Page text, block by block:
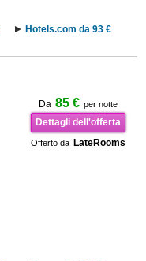
Hotels.com da 93 €
Da 85 € per notte
Dettagli dell'offerta
Offerto da LateRooms